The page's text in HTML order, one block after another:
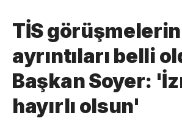
TİS
ayrıntıları belli
Başkan Soyer:
hayırlı olsun'